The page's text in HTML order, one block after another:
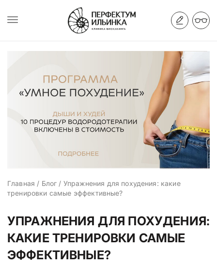
Главная / Блог / Упражнения для похудения: какие
тренировки самые эффективные?
УПРАЖНЕНИЯ ДЛЯ ПОХУДЕНИЯ:
КАКИЕ ТРЕНИРОВКИ САМЫЕ
ЭФФЕКТИВНЫЕ?